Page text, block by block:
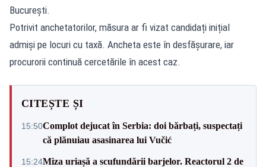
București.
Potrivit anchetatorilor, măsura ar fi vizat candidați inițial
admiși pe locuri cu taxă. Ancheta este în desfășurare, iar
procurorii continuă cercetările în acest caz.
CITEȘTE ȘI
15:50Complot dejucat în Serbia: doi bărbați, suspectați
că plănuiau asasinarea lui Vučić
15:24Miza uriașă a scufundării barjelor. Reactorul 2 de